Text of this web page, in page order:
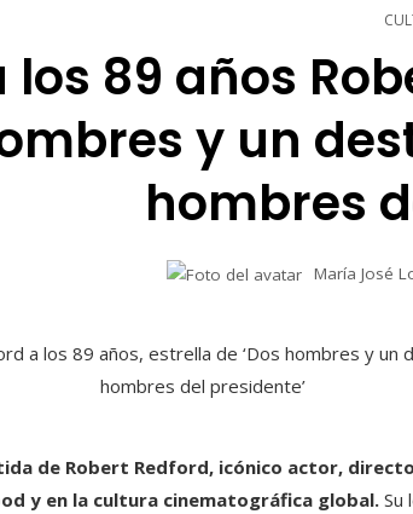
los 89 años
y un
hombres
María José
de Robert Redford, icónico actor,
y en la cultura cinematográfica global. Su